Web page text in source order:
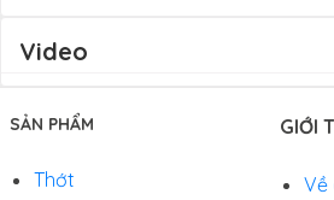
Video
SẢN PHẨM
Thớt
GIỚI
Về